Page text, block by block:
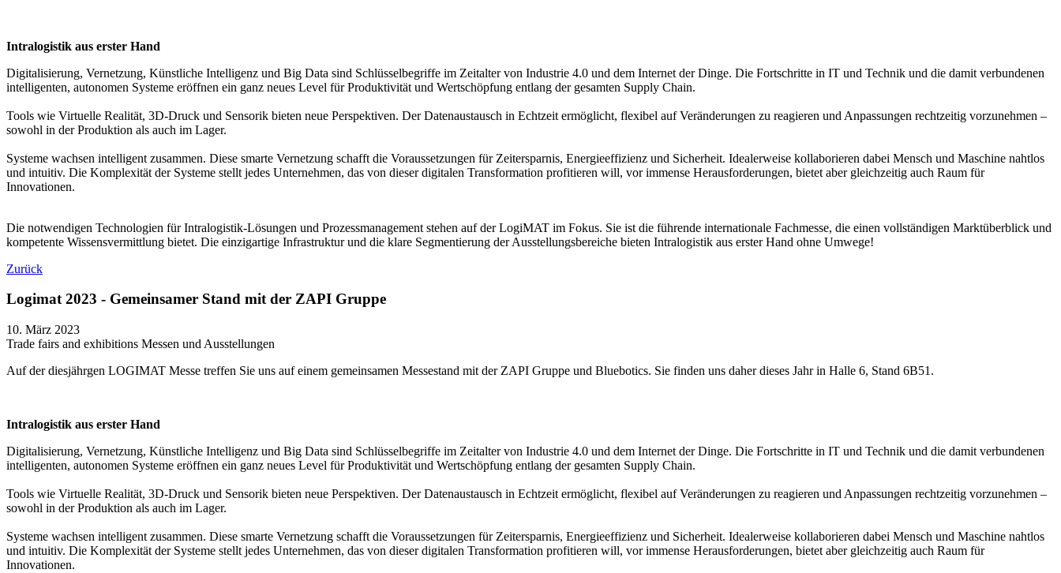
Intralogistik aus erster Hand
Digitalisierung, Vernetzung, Künstliche Intelligenz und Big Data sind Schlüsselbegriffe im Zeitalter von Industrie 4.0 und dem Internet der Dinge. Die Fortschritte in IT und Technik und die damit verbundenen
intelligenten, autonomen Systeme eröffnen ein ganz neues Level für Produktivität und Wertschöpfung entlang der gesamten Supply Chain.
Tools wie Virtuelle Realität, 3D-Druck und Sensorik bieten neue Perspektiven. Der Datenaustausch in Echtzeit ermöglicht, flexibel auf Veränderungen zu reagieren und Anpassungen rechtzeitig vorzunehmen –
sowohl in der Produktion als auch im Lager.
Systeme wachsen intelligent zusammen. Diese smarte Vernetzung schafft die Voraussetzungen für Zeitersparnis, Energieeffizienz und Sicherheit. Idealerweise kollaborieren dabei Mensch und Maschine nahtlos
und intuitiv. Die Komplexität der Systeme stellt jedes Unternehmen, das von dieser digitalen Transformation profitieren will, vor immense Herausforderungen, bietet aber gleichzeitig auch Raum für
Innovationen.
Die notwendigen Technologien für Intralogistik-Lösungen und Prozessmanagement stehen auf der LogiMAT im Fokus. Sie ist die führende internationale Fachmesse, die einen vollständigen Marktüberblick und
kompetente Wissensvermittlung bietet. Die einzigartige Infrastruktur und die klare Segmentierung der Ausstellungsbereiche bieten Intralogistik aus erster Hand ohne Umwege!
Zurück
Logimat 2023 - Gemeinsamer Stand mit der ZAPI Gruppe
10. März 2023
Trade fairs and exhibitions Messen und Ausstellungen
Auf der diesjährgen LOGIMAT Messe treffen Sie uns auf einem gemeinsamen Messestand mit der ZAPI Gruppe und Bluebotics. Sie finden uns daher dieses Jahr in Halle 6, Stand 6B51.
Intralogistik aus erster Hand
Digitalisierung, Vernetzung, Künstliche Intelligenz und Big Data sind Schlüsselbegriffe im Zeitalter von Industrie 4.0 und dem Internet der Dinge. Die Fortschritte in IT und Technik und die damit verbundenen
intelligenten, autonomen Systeme eröffnen ein ganz neues Level für Produktivität und Wertschöpfung entlang der gesamten Supply Chain.
Tools wie Virtuelle Realität, 3D-Druck und Sensorik bieten neue Perspektiven. Der Datenaustausch in Echtzeit ermöglicht, flexibel auf Veränderungen zu reagieren und Anpassungen rechtzeitig vorzunehmen –
sowohl in der Produktion als auch im Lager.
Systeme wachsen intelligent zusammen. Diese smarte Vernetzung schafft die Voraussetzungen für Zeitersparnis, Energieeffizienz und Sicherheit. Idealerweise kollaborieren dabei Mensch und Maschine nahtlos
und intuitiv. Die Komplexität der Systeme stellt jedes Unternehmen, das von dieser digitalen Transformation profitieren will, vor immense Herausforderungen, bietet aber gleichzeitig auch Raum für
Innovationen.